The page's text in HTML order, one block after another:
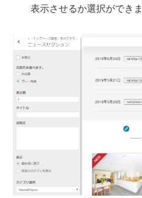
表示させるか選択ができ